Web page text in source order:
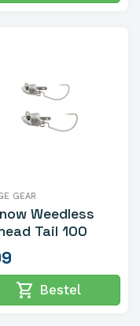
GEAR
Weedless
Jighead Tail 100
shopping_cart Bestel